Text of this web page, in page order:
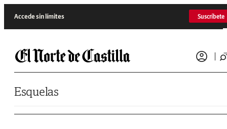
Accede sin límites Suscríbete
Esquelas